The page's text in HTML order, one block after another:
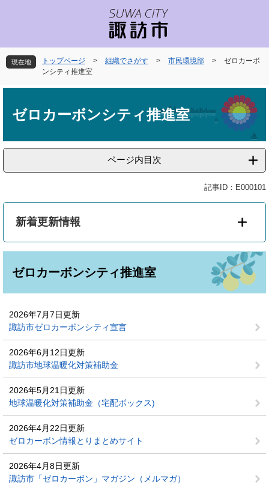
先
頭
を
飛
現在地 トップページ > 組織でさがす > 市民環境部 >
ゼロカーボ
ンシティ推進室
ゼロカーボンシティ推進室
ページ内目次
記事ID：E000101
新着更新情報
ゼロカーボンシティ推進室
2026年7月7日更新
諏訪市ゼロカーボンシティ宣言
2026年6月12日更新
諏訪市地球温暖化対策補助金
2026年5月21日更新
地球温暖化対策補助金（宅配ボックス)
2026年4月22日更新
ゼロカーボン情報とりまとめサイト
2026年4月8日更新
諏訪市「ゼロカーボン」マガジン（メルマガ）